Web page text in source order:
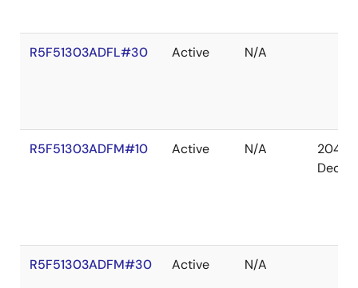
R5F51303ADFL#30 Active N/A
R5F51303ADFM#10 Active N/A
2041
Dec
R5F51303ADFM#30 Active N/A